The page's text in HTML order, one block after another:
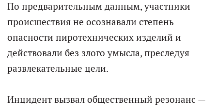
По предварительным данным, участники
происшествия не осознавали степень
опасности пиротехнических изделий и
действовали без злого умысла, преследуя
развлекательные цели.
Инцидент вызвал общественный резонанс —